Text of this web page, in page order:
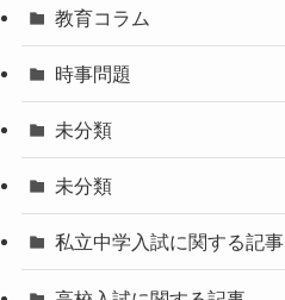
教育コラム
時事問題
未分類
未分類
私立中学入試に関する記事